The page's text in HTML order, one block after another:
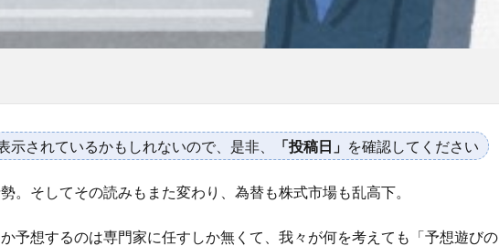
示されているかもしれないので、是非、 「投稿日」 を確認してください
。そしてその読みもまた変わり、為替も株式市場も乱高下。
予想するのは専門家に任すしか無くて、我々が何を考えても「予想遊びの